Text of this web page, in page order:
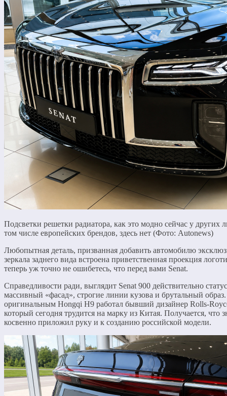
Подсветки решетки радиатора, как это модно сейчас у других
том числе европейских брендов, здесь нет (Фото: Autonews)
Любопытная деталь, призванная добавить автомобилю
зеркала заднего вида встроена приветственная проекция
теперь уж точно не ошибетесь, что перед вами Senat.
Справедливости ради, выглядит Senat 900 действительно
массивный «фасад», строгие линии кузова и брутальный
оригинальным Hongqi H9 работал бывший дизайнер Rolls-
который сегодня трудится на марку из Китая. Получается, что
косвенно приложил руку и к созданию российской модели.